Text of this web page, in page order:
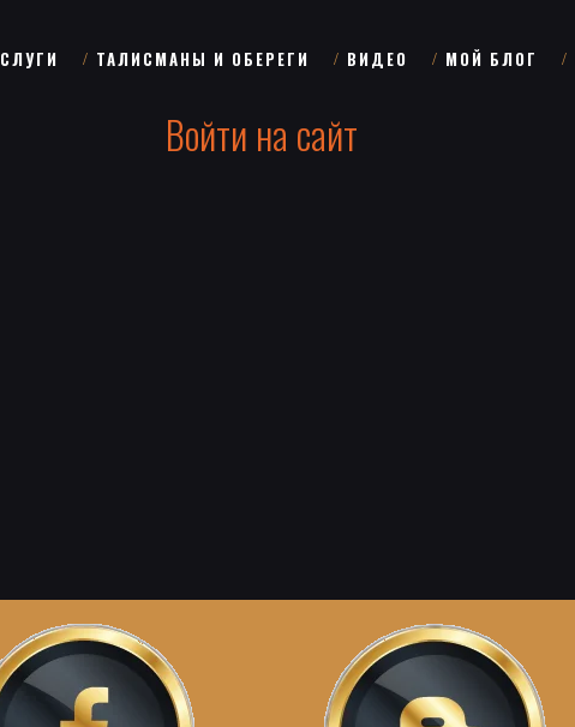
ТАЛИСМАНЫ И ОБЕРЕГИ ВИДЕО МОЙ БЛОГ
Войти на сайт